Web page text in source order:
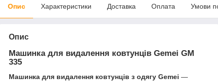
Опис Характеристики Доставка Оплата Умови
Опис
Машинка для видалення ковтунців Gemei GM
335
Машинка для видалення ковтунців з одягу Gemei —